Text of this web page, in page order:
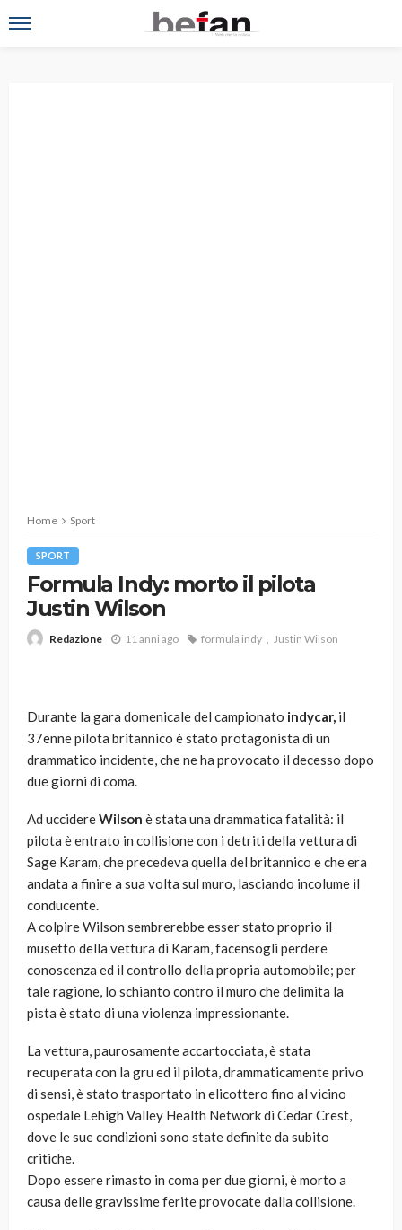
Home Sport
SPORT
Formula Indy: morto il pilota
Justin Wilson
Redazione 11 anni ago formula indy Justin Wilson
Durante la gara domenicale del campionato indycar, il
37enne pilota britannico è stato protagonista di un
drammatico incidente, che ne ha provocato il decesso dopo
due giorni di coma.
Ad uccidereWilson è stata una drammatica fatalità: il
pilota è entrato in collisione con i detriti della vettura di
Sage Karam, che precedeva quella del britannico e che era
andata a finire a sua volta sul muro, lasciando incolume il
conducente.
A colpire Wilson sembrerebbe esser stato proprio il
musetto della vettura di Karam, facensogli perdere
conoscenza ed il controllo della propria automobile; per
tale ragione, lo schianto contro il muro che delimita la
pista è stato di una violenza impressionante.
La vettura, paurosamente accartocciata, è stata
recuperata con la gru ed il pilota, drammaticamente privo
di sensi, è stato trasportato in elicottero fino al vicino
ospedale Lehigh Valley Health Network di Cedar Crest,
dove le sue condizioni sono state definite da subito
critiche.
Dopo essere rimasto in coma per due giorni, è morto a
causa delle gravissime ferite provocate dalla collisione.